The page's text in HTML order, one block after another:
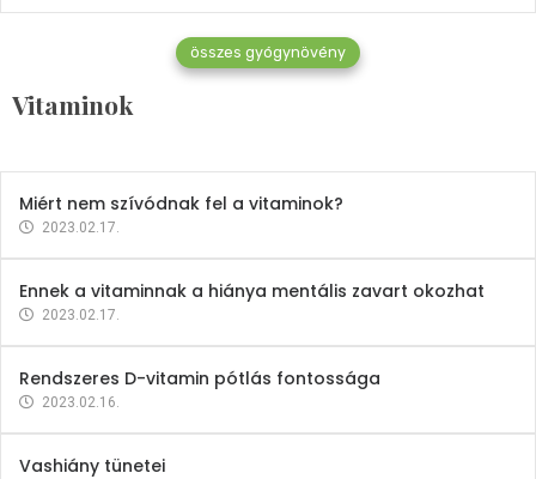
összes gyógynövény
Vitaminok
Vitaminok
Mindent a B-12 vitaminról
2023.02.27.
Miért nem szívódnak fel a vitaminok?
2023.02.17.
Ennek a vitaminnak a hiánya mentális zavart okozhat
2023.02.17.
Rendszeres D-vitamin pótlás fontossága
2023.02.16.
Vashiány tünetei